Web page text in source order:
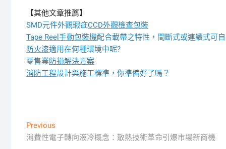
【其他文章推薦】
SMD元件外觀瑕疵CCD外觀檢查包裝
Tape Reel手動包裝機配合載帶之特性，間斷式或連續式可
防火漆適用在何種環境中呢?
零售業防損解決方案
消防工程設計與施工標準，你準備好了嗎？
文
章
Previous
post:
消費性電子轉向液冷概念：散熱技術革命引爆市場新商機